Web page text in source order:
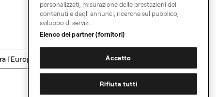
l'Europa
personalizzati, misurazione delle prestazioni dei
contenuti e degli annunci, ricerche sul pubblico,
sviluppo di servizi.
Elenco dei partner (fornitori)
Accetto
Rifiuta tutti